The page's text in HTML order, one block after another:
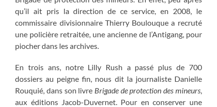
qu’il ait pris la direction de ce service, en 2008, le
commissaire divisionnaire Thierry Boulouque a recruté
une policière retraitée, une ancienne de l’Antigang, pour
piocher dans les archives.
En trois ans, notre Lilly Rush a passé plus de 700
dossiers au peigne fin, nous dit la journaliste Danielle
Rouquié, dans son livre Brigade de protection des mineurs,
aux éditions Jacob-Duvernet. Pour en conserver une